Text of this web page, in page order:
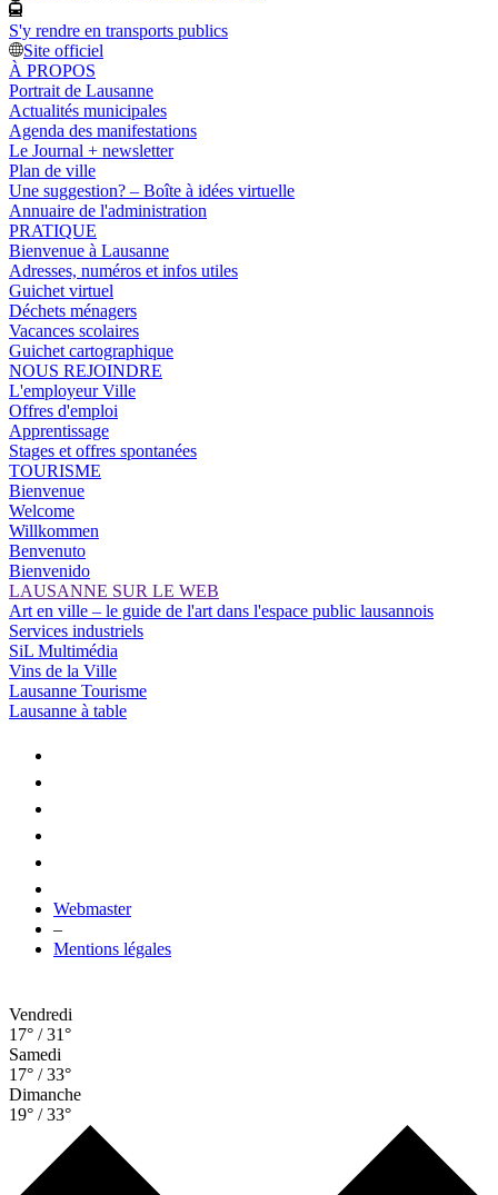
S'y rendre en transports publics
Site officiel
À PROPOS
Portrait de Lausanne
Actualités municipales
Agenda des manifestations
Le Journal + newsletter
Plan de ville
Une suggestion? – Boîte à idées virtuelle
Annuaire de l'administration
PRATIQUE
Bienvenue à Lausanne
Adresses, numéros et infos utiles
Guichet virtuel
Déchets ménagers
Vacances scolaires
Guichet cartographique
NOUS REJOINDRE
L'employeur Ville
Offres d'emploi
Apprentissage
Stages et offres spontanées
TOURISME
Bienvenue
Welcome
Willkommen
Benvenuto
Bienvenido
LAUSANNE SUR LE WEB
Art en ville – le guide de l'art dans l'espace public lausannois
Services industriels
SiL Multimédia
Vins de la Ville
Lausanne Tourisme
Lausanne à table
Webmaster
–
Mentions légales
Vendredi
17° / 31°
Samedi
17° / 33°
Dimanche
19° / 33°